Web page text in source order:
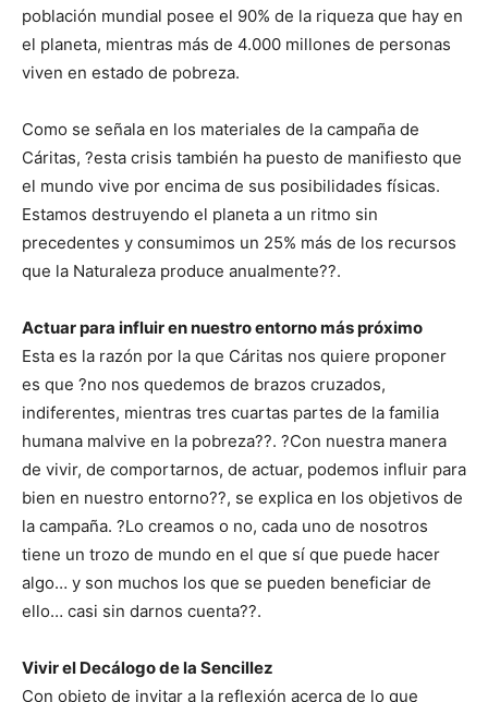
población mundial posee el 90% de la riqueza que hay en
el planeta, mientras más de 4.000 millones de personas
viven en estado de pobreza.
Como se señala en los materiales de la campaña de
Cáritas, ?esta crisis también ha puesto de manifiesto que
el mundo vive por encima de sus posibilidades físicas.
Estamos destruyendo el planeta a un ritmo sin
precedentes y consumimos un 25% más de los recursos
que la Naturaleza produce anualmente??.
Actuar para influir en nuestro entorno más próximo
Esta es la razón por la que Cáritas nos quiere proponer
es que ?no nos quedemos de brazos cruzados,
indiferentes, mientras tres cuartas partes de la familia
humana malvive en la pobreza??. ?Con nuestra manera
de vivir, de comportarnos, de actuar, podemos influir para
bien en nuestro entorno??, se explica en los objetivos de
la campaña. ?Lo creamos o no, cada uno de nosotros
tiene un trozo de mundo en el que sí que puede hacer
algo… y son muchos los que se pueden beneficiar de
ello… casi sin darnos cuenta??.
Vivir el Decálogo de la Sencillez
Con objeto de invitar a la reflexión acerca de lo que